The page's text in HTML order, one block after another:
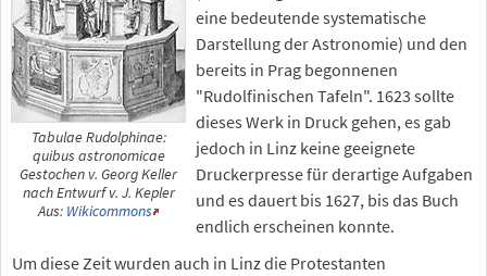
Tabulae Rudolphinae:
quibus astronomicae
Gestochen v. Georg Keller
nach Entwurf v. J. Kepler
Aus: Wikicommons
eine bedeutende systematische
Darstellung der Astronomie) und den
bereits in Prag begonnenen
"Rudolfinischen Tafeln". 1623 sollte
dieses Werk in Druck gehen, es gab
jedoch in Linz keine geeignete
Druckerpresse für derartige Aufgaben
und es dauert bis 1627, bis das Buch
endlich erscheinen konnte.
Um diese Zeit wurden auch in Linz die Protestanten